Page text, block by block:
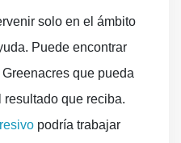
solo en el ámbito
Puede encontrar
que pueda
resultado que reciba.
podría trabajar